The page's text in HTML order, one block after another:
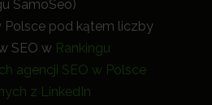
SamoSeo)
Polsce pod kątem liczby
SEO w Rankingu
agencji SEO w Polsce
z LinkedIn